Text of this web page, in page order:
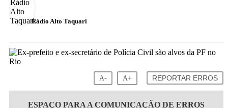
Rádio Alto Taquari
A- A+ REPORTAR ERROS
ESPAÇO PARA A COMUNICAÇÃO DE ERROS